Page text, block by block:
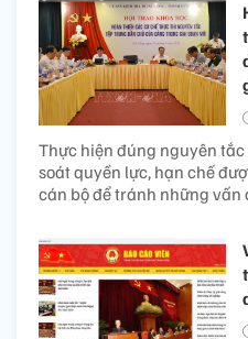
Thực hiện đúng nguyên
soát quyền lực, hạn chế
cán bộ để tránh những vấn